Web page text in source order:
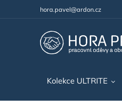
hora.pavel@ardon.cz
Kolekce ULTRITE